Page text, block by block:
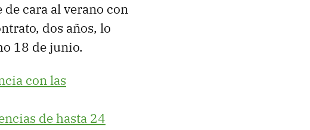
cara al verano con
dos años, lo
18 de junio.
con las
de hasta 24